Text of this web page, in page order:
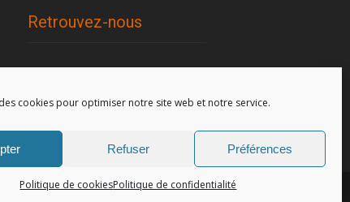
cookies pour optimiser notre site web et notre service.
Refuser Préférences
Politique de cookiesPolitique de confidentialité
Retrouvez-nous
96, rue de la Station à Soignies
Politique de confidentialité.